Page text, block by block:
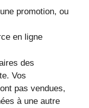
promotion, ou
en ligne
des
Vos
pas vendues,
à une autre